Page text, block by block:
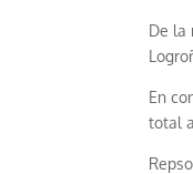
De la
En
total